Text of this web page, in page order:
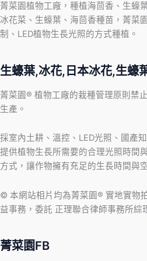
菁菜園植物工廠，種植海茴香、生蠔
冰花菜、生蠔葉、海茴香種苗，菁菜
制、LED植物生長光照的方式種植。
生蠔葉,冰花,日本冰花,生蠔
菁菜園® 植物工廠的栽種管理原則禁
生產。
採室內土耕、溫控、LED光照、國產
提供植物生長所需要的合理光照時間
方式，讓作物擁有充足的生長時間與
© 本網站相片均為菁菜園® 實地實物
益事務，委託 正理聯合律師事務所綜
菁菜園FB